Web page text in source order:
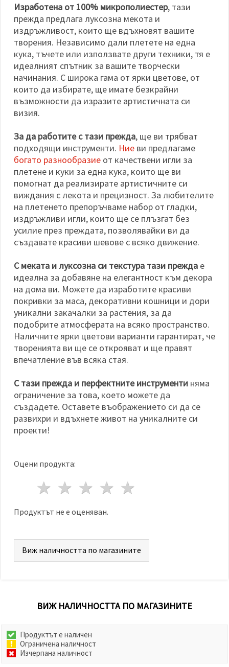
Изработена от 100% микрополиестер, тази
прежда предлага луксозна мекота и
издръжливост, които ще вдъхновят вашите
творения. Независимо дали плетете на една
кука, тъчете или използвате други техники, тя е
идеалният спътник за вашите творчески
начинания. С широка гама от ярки цветове, от
които да избирате, ще имате безкрайни
възможности да изразите артистичната си
визия.
За да работите с тази прежда, ще ви трябват
подходящи инструменти. Ние ви предлагаме
богато разнообразие от качествени игли за
плетене и куки за една кука, които ще ви
помогнат да реализирате артистичните си
виждания с лекота и прецизност. За любителите
на плетенето препоръчваме набор от гладки,
издръжливи игли, които ще се плъзгат без
усилие през преждата, позволявайки ви да
създавате красиви шевове с всяко движение.
С меката и луксозна си текстура тази прежда е
идеална за добавяне на елегантност към декора
на дома ви. Можете да изработите красиви
покривки за маса, декоративни кошници и дори
уникални закачалки за растения, за да
подобрите атмосферата на всяко пространство.
Наличните ярки цветови варианти гарантират, че
творенията ви ще се открояват и ще правят
впечатление във всяка стая.
С тази прежда и перфектните инструменти няма
ограничение за това, което можете да
създадете. Оставете въображението си да се
развихри и вдъхнете живот на уникалните си
проекти!
Оцени продукта:
4 звезди
3 звезди
2 звезди
1 звезда
Продуктът не е оценяван.
Виж наличността по магазините
ВИЖ НАЛИЧНОСТТА ПО МАГАЗИНИТЕ
Продуктът е наличен
Ограничена наличност
Изчерпана наличност